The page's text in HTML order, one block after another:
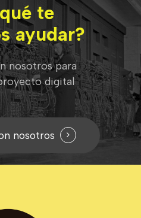
te
ayudar?
nosotros para
digital
nosotros